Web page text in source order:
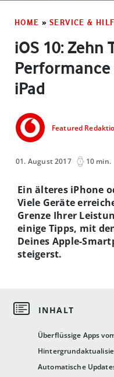
HOME » SERVICE &
iOS 10:
iPad
Featured
01. August 2017 10 min.
Überflüssige Apps
Automatische
Ein älteres iPhone
Viele Geräte
Grenze Ihrer
einige Tipps, mit
Deines Apple-
steigerst.